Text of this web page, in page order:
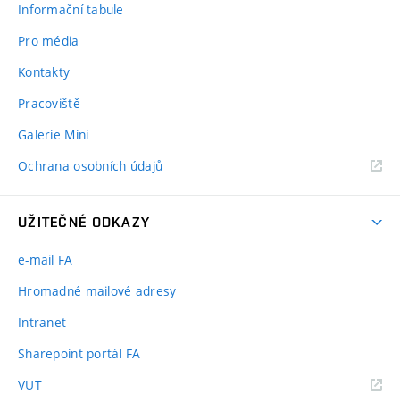
Informační tabule
Pro média
Kontakty
Pracoviště
Galerie Mini
Ochrana osobních údajů
UŽITEČNÉ ODKAZY
e-mail FA
Hromadné mailové adresy
Intranet
Sharepoint portál FA
VUT(externí